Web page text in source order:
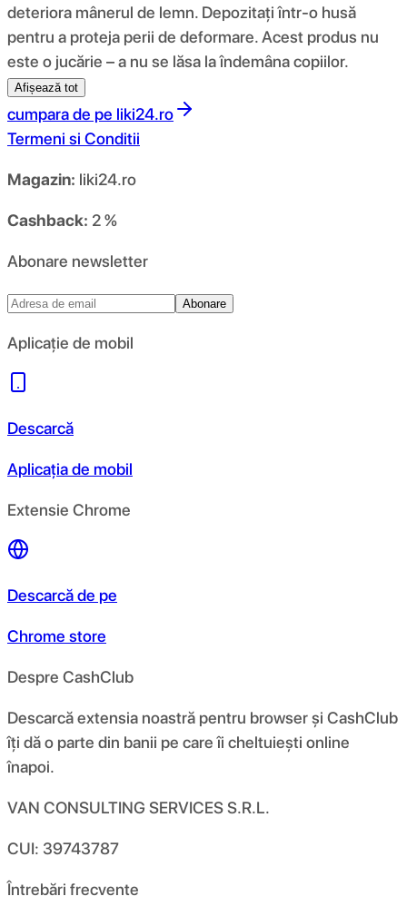
deteriora mânerul de lemn. Depozitați într-o husă
pentru a proteja perii de deformare. Acest produs nu
este o jucărie – a nu se lăsa la îndemâna copiilor.
Afișează tot
cumpara de pe liki24.ro
Termeni si Conditii
Magazin: liki24.ro
Cashback: 2 %
Abonare newsletter
Abonare
Aplicație de mobil
Descarcă
Aplicația de mobil
Extensie Chrome
Descarcă de pe
Chrome store
Despre CashClub
Descarcă extensia noastră pentru browser și CashClub
îți dă o parte din banii pe care îi cheltuiești online
înapoi.
VAN CONSULTING SERVICES S.R.L.
CUI: 39743787
Întrebări frecvente